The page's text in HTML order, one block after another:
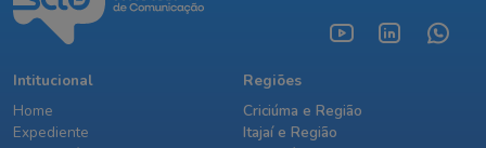
Intitucional
Home
Expediente
Regiões
Criciúma e Região
Itajaí e Região